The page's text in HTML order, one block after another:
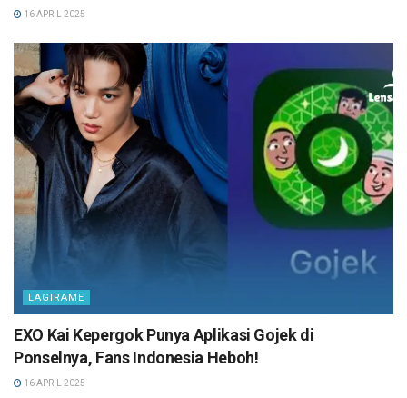
16 APRIL 2025
LAGIRAME
EXO Kai Kepergok Punya Aplikasi Gojek di
Ponselnya, Fans Indonesia Heboh!
16 APRIL 2025